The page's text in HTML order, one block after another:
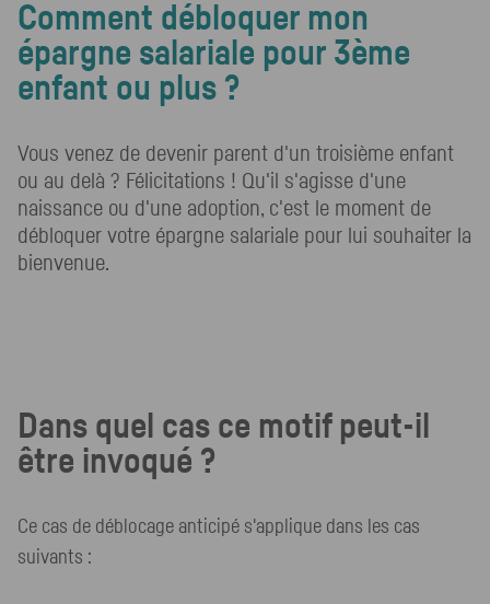
Comment débloquer mon
épargne salariale pour 3ème
enfant ou plus ?
Vous venez de devenir parent d'un troisième enfant
ou au delà ? Félicitations ! Qu'il s'agisse d'une
naissance ou d'une adoption, c'est le moment de
débloquer votre épargne salariale pour lui souhaiter la
bienvenue.
Dans quel cas ce motif peut-il
être invoqué ?
Ce cas de déblocage anticipé s'applique dans les cas
suivants :